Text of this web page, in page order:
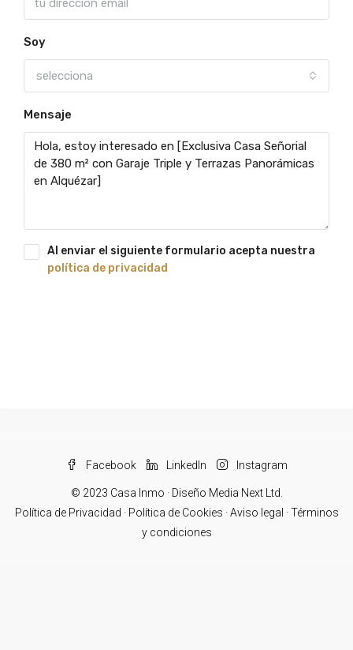
Soy
selecciona
Mensaje
Al enviar el siguiente formulario acepta nuestra
política de privacidad
Facebook LinkedIn Instagram
© 2023 Casa Inmo · Diseño Media Next Ltd.
Política de Privacidad · Política de Cookies ·Aviso legal ·Términos
y condiciones